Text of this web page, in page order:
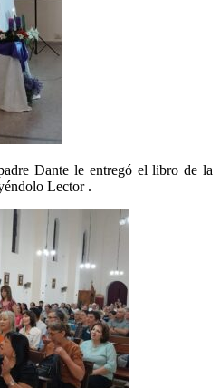
Dante le entregó el libro de la
Lector .